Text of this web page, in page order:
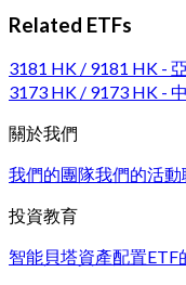
Related ETFs
3181 HK / 9181 HK -
3173 HK / 9173 HK -
關於我們
我們的團隊我們的活動
投資教育
智能貝塔資產配置ETF